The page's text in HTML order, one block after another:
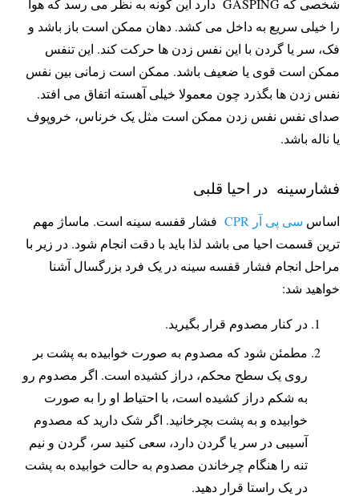
شخصی که GASPING دارد این گونه به نظر می رسد که هوا
را خیلی سریع به داخل می کشد. دهان ممکن است باز باشد و
فک، سر یا گردن با این نفس زدن ها حرکت کند. این تنفس
ممکن است قوی یا ضعیف باشد. ممکن است زمانی بین نفس
نفس زدن ها بگذرد چون معمولا خیلی آهسته اتفاق می افتد.
صدای نفس نفس زدن ممکن است مثل یک خرناس، خروپوف
یا ناله باشد.
فشارسینه در احیا قلبی
اساس سی پی آر CPR
فشار قفسه سینه است. ماساژ مهم
ترین قسمت احیا می باشد لذا باید با دقت انجام شود. در زیر با
مراحل انجام فشار قفسه سینه در یک فرد بزرگسال آشنا
خواهید شد:
در کنار مصدوم قرار بگیرید.
مطمئن شود که مصدوم به صورت خوابیده به پشت بر
روی یک سطح محکم، دراز کشیده است. اگر مصدوم رو
به شکم دراز کشیده است، با احتیاط او را به صورت
خوابیده و به پشت بچرخانید. اگر شک دارید که مصدوم
آسیبی در سر یا گردن دارد، سعی کنید سر، گردن و نیم
تنه را هنگام چرخاندن مصدوم به حالت خوابیده به پشت
در یک راستا قرار دهید.